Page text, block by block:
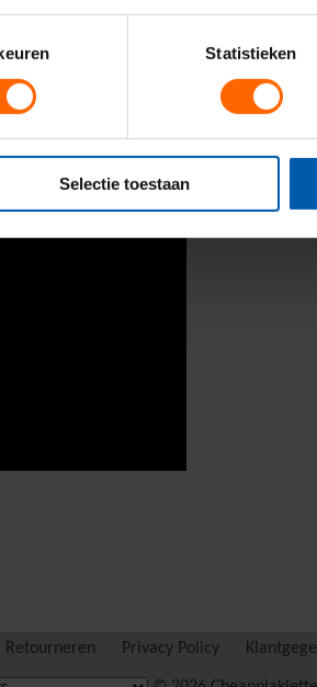
Statistieken
Selectie toestaan
de applicatietape na 24 uur moet
Retourneren Privacy Policy